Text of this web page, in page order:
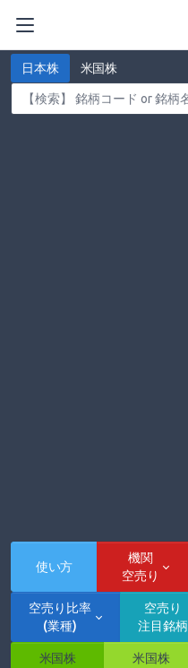
日本株 米国株
使い方
機関
空売り
空売り比率
(業種)
空売り
注目銘柄
米国株
米国株